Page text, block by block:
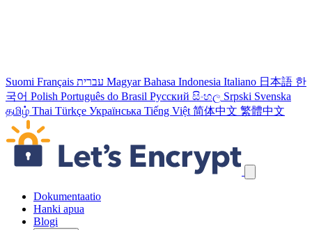
Suomi Français עברית Magyar Bahasa Indonesia Italiano 日本語 한
국어 Polish Português do Brasil Русский සිංහල Srpski Svenska
தமிழ் Thai Türkçe Українська Tiếng Việt 简体中文 繁體中文
Ohita navigointilinkit
Dokumentaatio
Hanki apua
Blogi